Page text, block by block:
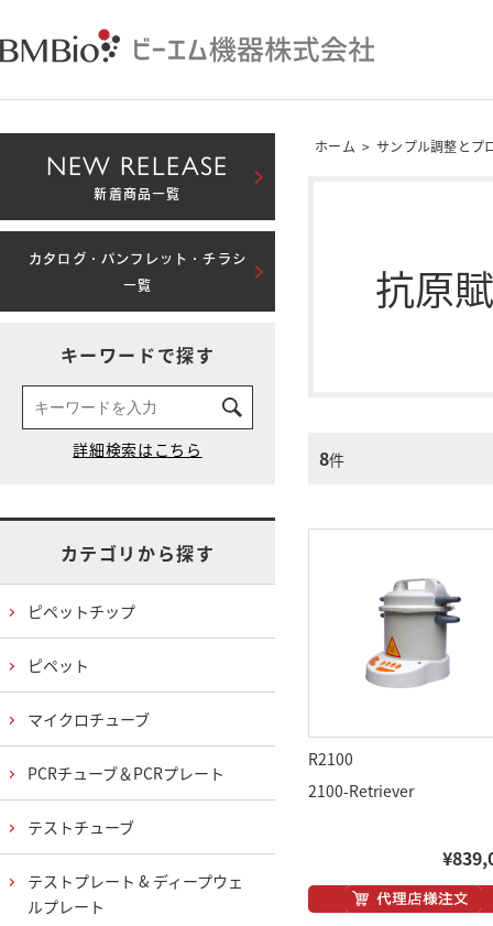
ホーム > サンプル調整とプ
抗原
8件
R2100
2100-Retriever
NEW RELEASE
新着商品一覧
カタログ・パンフレット・チラシ
一覧
キーワードで探す
カテゴリから探す
ピペットチップ
ピペット
マイクロチューブ
PCRチューブ＆PCRプレート
テストチューブ
テストプレート & ディープウェ
ルプレート